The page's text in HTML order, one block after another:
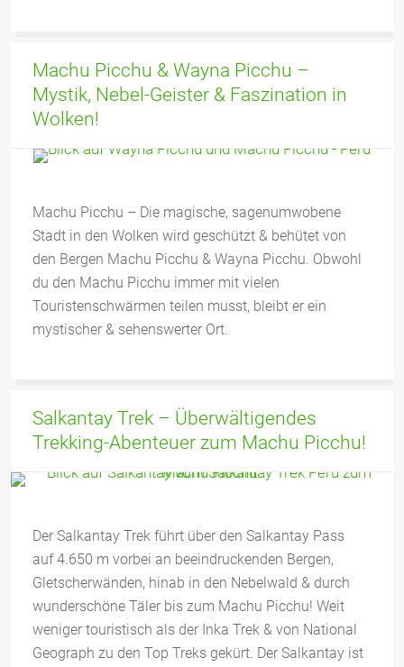
Machu Picchu & Wayna Picchu –
Mystik, Nebel-Geister & Faszination in
Wolken!
Machu Picchu – Die magische, sagenumwobene
Stadt in den Wolken wird geschützt & behütet von
den Bergen Machu Picchu & Wayna Picchu. Obwohl
du den Machu Picchu immer mit vielen
Touristenschwärmen teilen musst, bleibt er ein
mystischer & sehenswerter Ort.
Salkantay Trek – Überwältigendes
Trekking-Abenteuer zum Machu Picchu!
Der Salkantay Trek führt über den Salkantay Pass
auf 4.650 m vorbei an beeindruckenden Bergen,
Gletscherwänden, hinab in den Nebelwald & durch
wunderschöne Täler bis zum Machu Picchu! Weit
weniger touristisch als der Inka Trek & von National
Geograph zu den Top Treks gekürt. Der Salkantay ist